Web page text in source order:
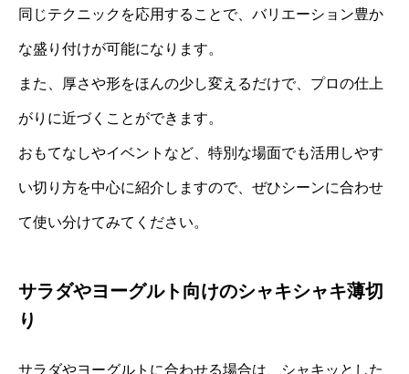
同じテクニックを応用することで、バリエーション豊か
な盛り付けが可能になります。
また、厚さや形をほんの少し変えるだけで、プロの仕上
がりに近づくことができます。
おもてなしやイベントなど、特別な場面でも活用しやす
い切り方を中心に紹介しますので、ぜひシーンに合わせ
て使い分けてみてください。
サラダやヨーグルト向けのシャキシャキ薄切
り
サラダやヨーグルトに合わせる場合は、シャキッとした